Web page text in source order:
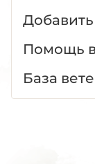
Помощь
База